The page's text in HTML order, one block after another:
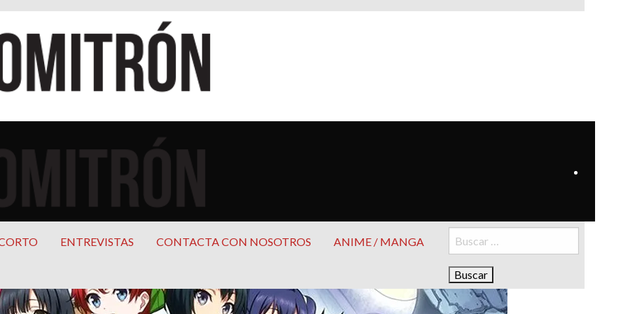
ENTREVISTAS CONTACTA CON NOSOTROS ANIME / MANGA Buscar: